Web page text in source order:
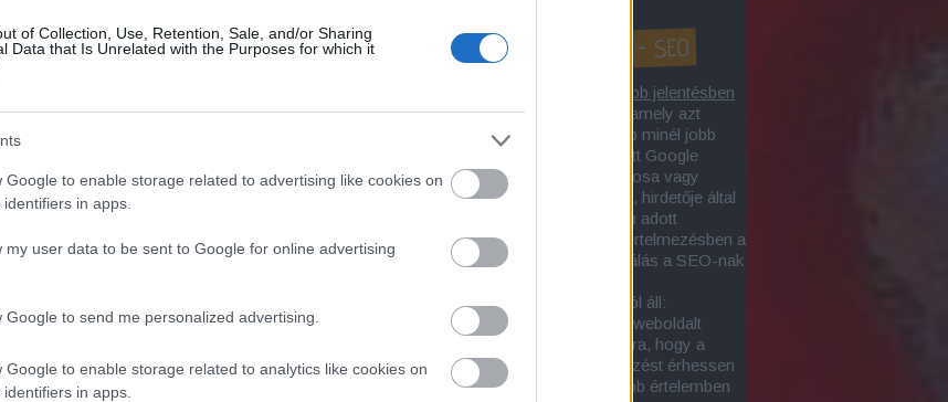
of Collection, Use, Retention, Sale, and/or Sharing
Data that Is Unrelated with the Purposes for which it
Google to enable storage related to advertising like cookies on
in apps.
my user data to be sent to Google for online advertising
Google to send me personalized advertising.
Google to enable storage related to analytics like cookies on
in apps.
Mi a honlap optimalizálás? - SEO
tágabb jelentésben
olyan internetes tevékenység, amely azt
célozza, hogy egy adott honlap minél jobb
a nem-fizetett Google
találatok közta honlap tulajdonosa vagy
üzemeltetője, netán szponzora, hirdetője által
fontosnak tartott egy vagy több adott
keresőkifejezéssel. Ebben az értelmezésben a
szinonimája a
honlapoptimalizálás a SEO-nak
A SEO-tevékenység két részból áll:
a belső SEO-val a kiválasztott weboldalt
tesszük minél alkalmasabbá arra, hogy a
megadott keresésekre jó helyezést érhessen
el (voltaképp ez lenne a szűkebb értelemben